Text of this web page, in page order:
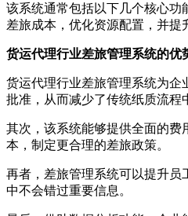
该系统通常包括以下几个核心功
差旅成本，优化资源配置，并提
货运代理行业差旅管理系统的优
货运代理行业差旅管理系统为企
批准，从而减少了传统纸质流程
其次，该系统能够提供全面的费
本，制定更合理的差旅政策。
再者，差旅管理系统可以提升员
中不会错过重要信息。